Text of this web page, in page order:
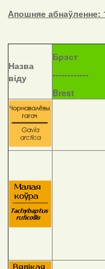
Апошняе абнаўленне:
Назва
віду
Брэст
------------
Brest